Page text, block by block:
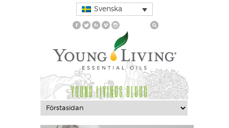
Svenska
YOUNG LIVINGS BLOGG